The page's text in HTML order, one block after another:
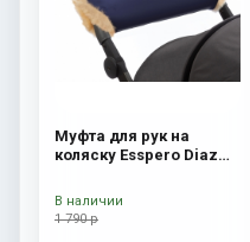
Муфта для рук на
коляску Esspero Diaz
Navy
1 790 р
В наличии